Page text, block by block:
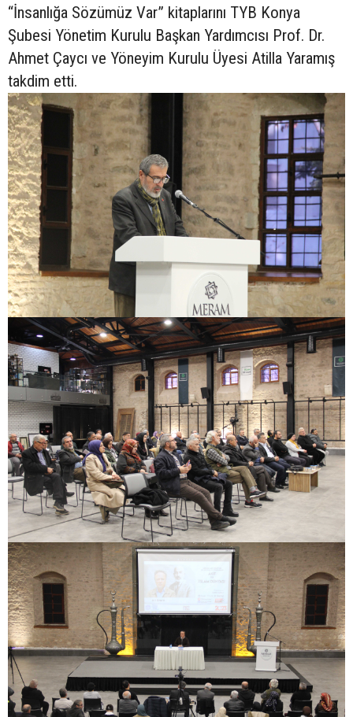
“İnsanlığa Sözümüz Var” kitaplarını TYB Konya
Şubesi Yönetim Kurulu Başkan Yardımcısı Prof. Dr.
Ahmet Çaycı ve Yöneyim Kurulu Üyesi Atilla Yaramış
takdim etti.